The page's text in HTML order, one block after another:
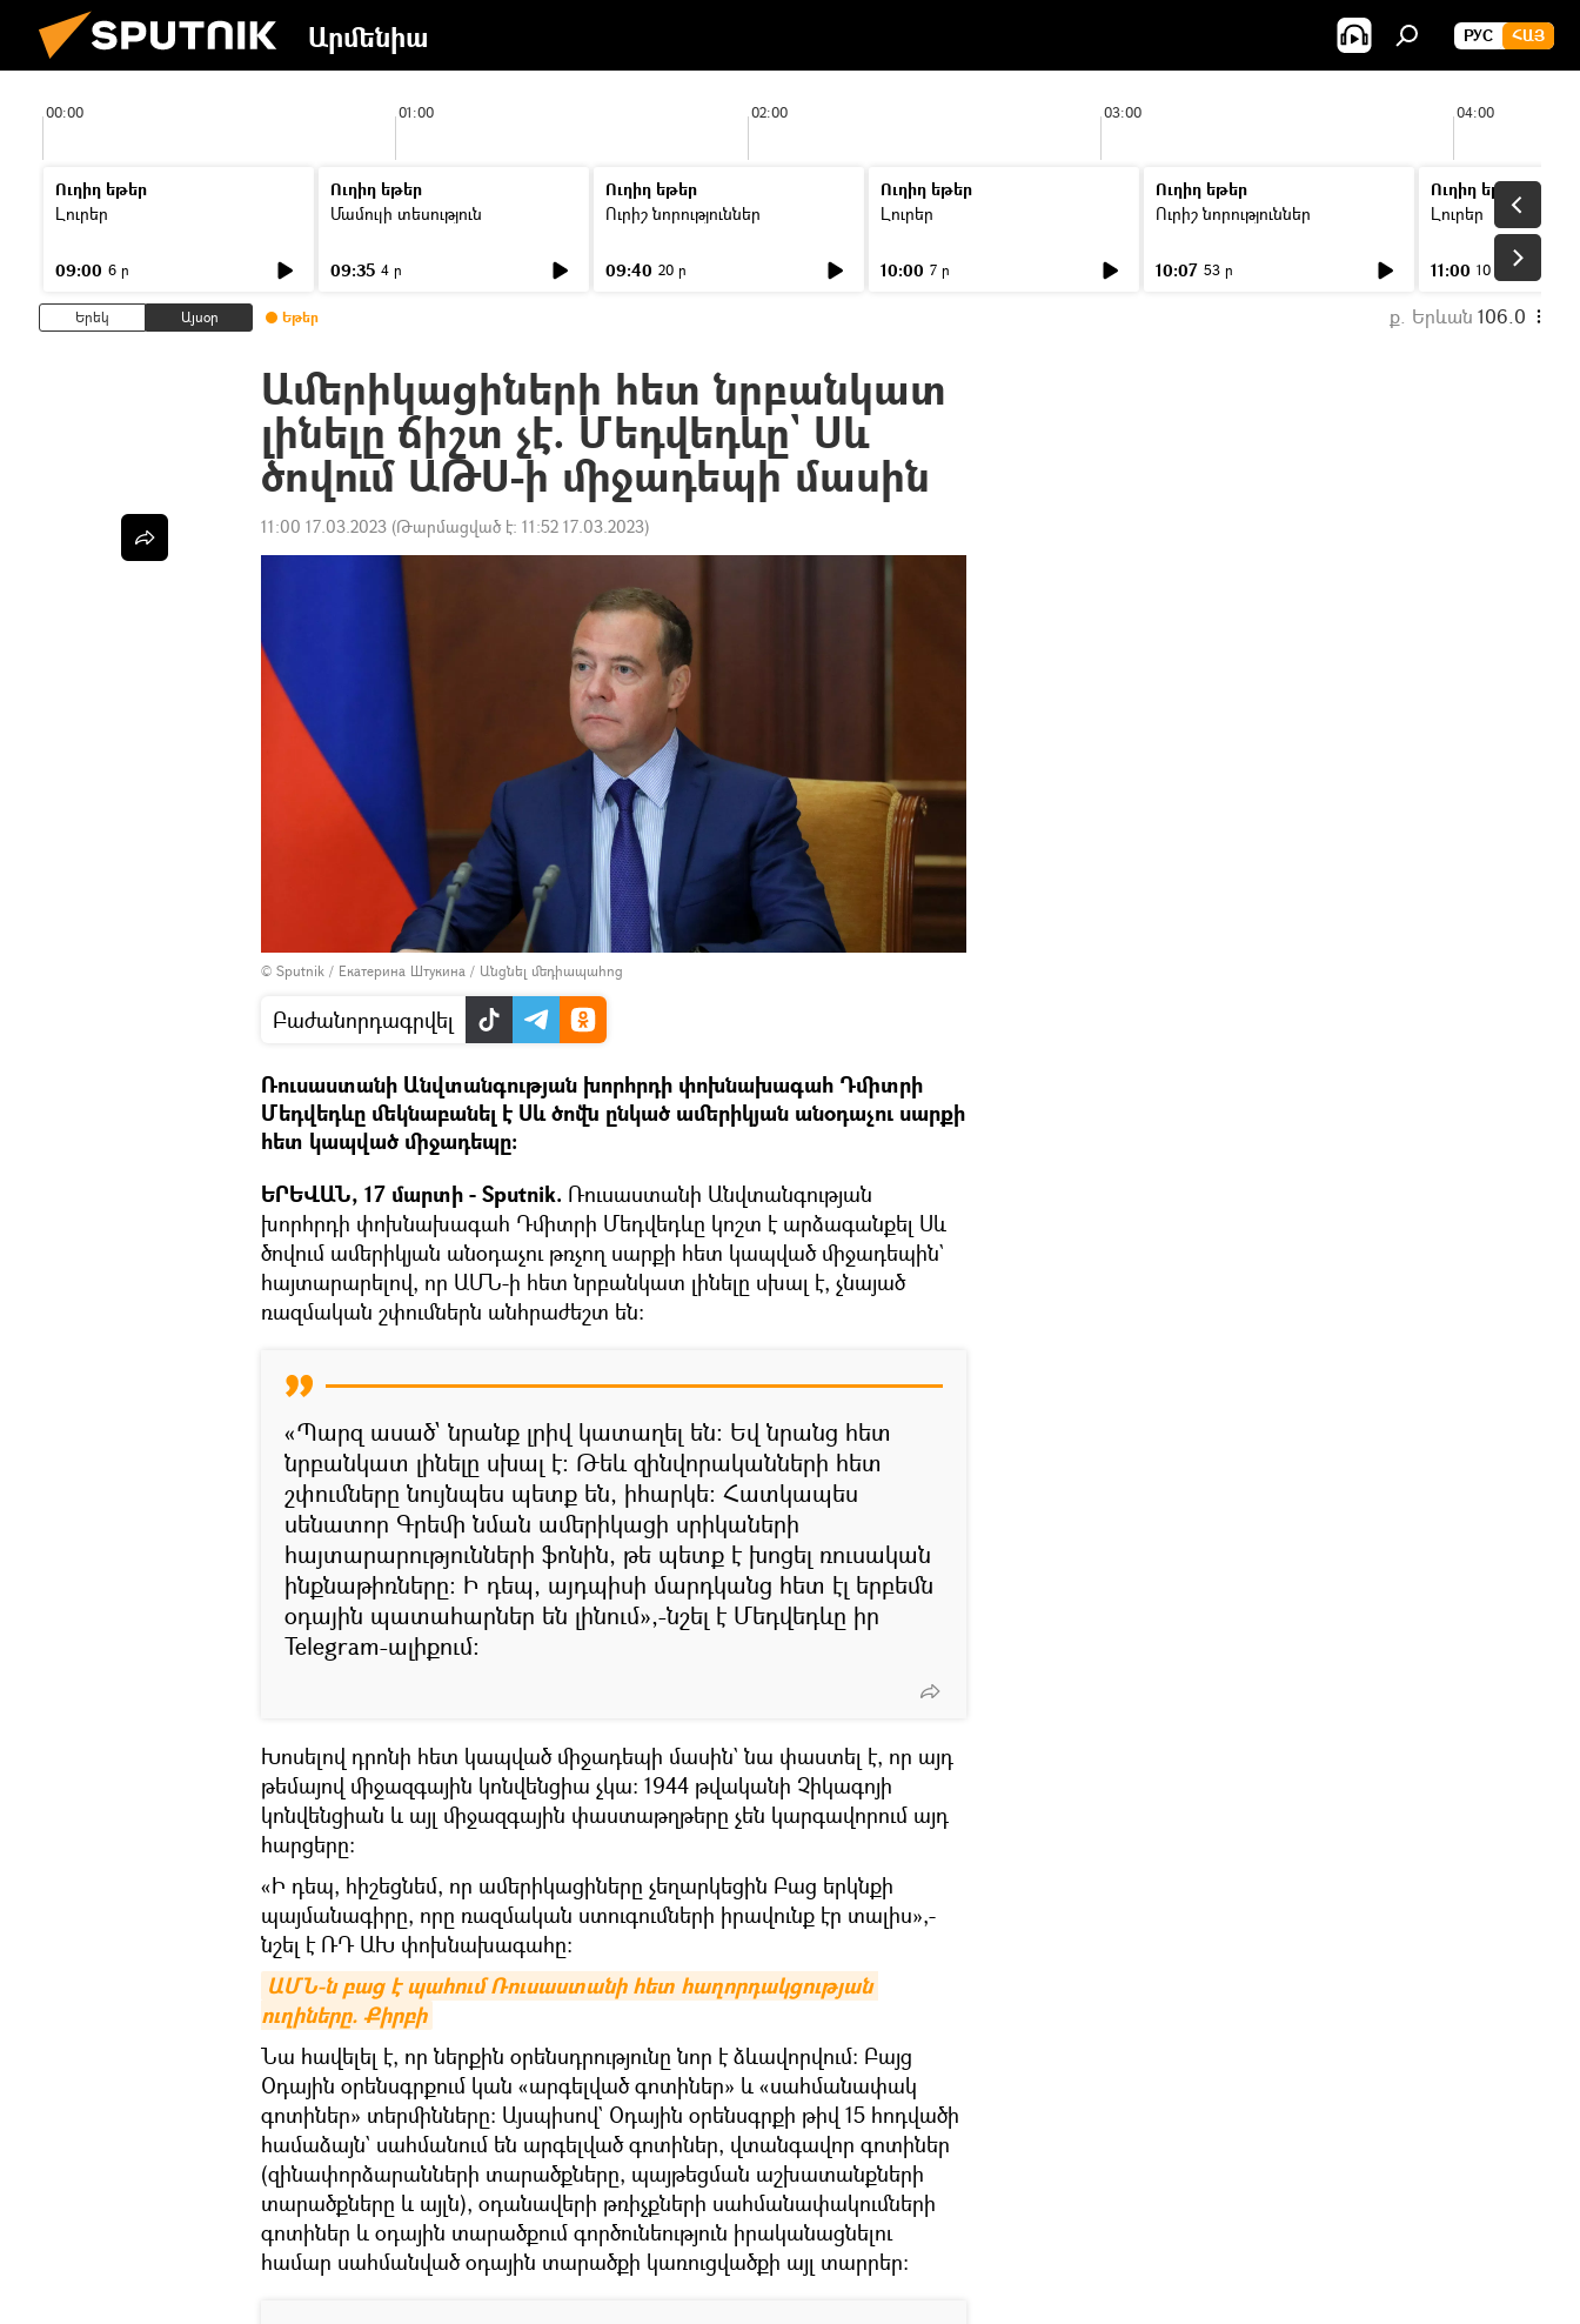
Արմենիա РУС ՀԱՅ
00:00 01:00 02:00 03:00 04:00
Ուղիղ եթեր
Լուրեր
09:00 6 ր
Ուղիղ եթեր
Մամուլի տեսություն
09:35 4 ր
Ուղիղ եթեր
Ուրիշ նորություններ
09:40 20 ր
Ուղիղ եթեր
Լուրեր
10:00 7 ր
Ուղիղ եթեր
Ուրիշ նորություններ
10:07 53 ր
Ուղիղ եթեր
Լուրեր
11:00 10 ր
Երեկ Այսօր Եթեր ք. Երևան 106.0
Ամերիկացիների հետ նրբանկատ
լինելը ճիշտ չէ. Մեդվեդևը` Սև
ծովում ԱԹՍ-ի միջադեպի մասին
11:00 17.03.2023 (Թարմացված է: 11:52 17.03.2023)
© Sputnik / Екатерина Штукина / Անցնել մեդիապահոց
Բաժանորդագրվել
Ռուսաստանի Անվտանգության խորհրդի փոխնախագահ Դմիտրի
Մեդվեդևը մեկնաբանել է Սև ծովն ընկած ամերիկյան անօդաչու սարքի
հետ կապված միջադեպը:
ԵՐԵՎԱՆ, 17 մարտի - Sputnik. Ռուսաստանի Անվտանգության
խորհրդի փոխնախագահ Դմիտրի Մեդվեդևը կոշտ է արձագանքել Սև
ծովում ամերիկյան անօդաչու թռչող սարքի հետ կապված միջադեպին`
հայտարարելով, որ ԱՄՆ-ի հետ նրբանկատ լինելը սխալ է, չնայած
ռազմական շփումներն անհրաժեշտ են:
«Պարզ ասած` նրանք լրիվ կատաղել են։ Եվ նրանց հետ
նրբանկատ լինելը սխալ է։ Թեև զինվորականների հետ
շփումները նույնպես պետք են, իհարկե։ Հատկապես
սենատոր Գրեմի նման ամերիկացի սրիկաների
հայտարարությունների ֆոնին, թե պետք է խոցել ռուսական
ինքնաթիռները։ Ի դեպ, այդպիսի մարդկանց հետ էլ երբեմն
օդային պատահարներ են լինում»,-նշել է Մեդվեդևը իր
Telegram-ալիքում։
Խոսելով դրոնի հետ կապված միջադեպի մասին` նա փաստել է, որ այդ
թեմայով միջազգային կոնվենցիա չկա։ 1944 թվականի Չիկագոյի
կոնվենցիան և այլ միջազգային փաստաթղթերը չեն կարգավորում այդ
հարցերը։
«Ի դեպ, հիշեցնեմ, որ ամերիկացիները չեղարկեցին Բաց երկնքի
պայմանագիրը, որը ռազմական ստուգումների իրավունք էր տալիս»,-
նշել է ՌԴ ԱԽ փոխնախագահը։
ԱՄՆ-ն բաց է պահում Ռուսաստանի հետ հաղորդակցության
ուղիները. Քիրբի
Նա հավելել է, որ ներքին օրենսդրությունը նոր է ձևավորվում։ Բայց
Օդային օրենսգրքում կան «արգելված գոտիներ» և «սահմանափակ
գոտիներ» տերմինները։ Այսպիսով` Օդային օրենսգրքի թիվ 15 հոդվածի
համաձայն` սահմանում են արգելված գոտիներ, վտանգավոր գոտիներ
(զինափորձարանների տարածքները, պայթեցման աշխատանքների
տարածքները և այլն), օդանավերի թռիչքների սահմանափակումների
գոտիներ և օդային տարածքում գործունեություն իրականացնելու
համար սահմանված օդային տարածքի կառուցվածքի այլ տարրեր: